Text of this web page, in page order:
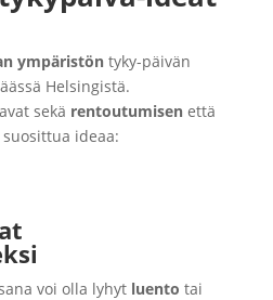
ympäristöntyky-päivän
Helsingistä.
sekä rentoutumisenettä
ideaa:
voi olla lyhyt luento tai